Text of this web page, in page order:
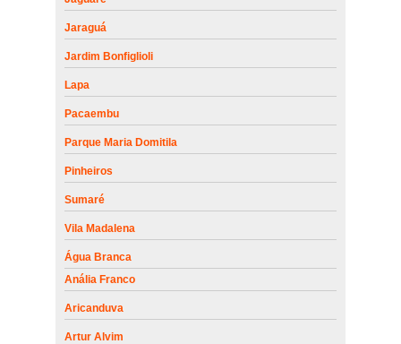
Jaraguá
Jardim Bonfiglioli
Lapa
Pacaembu
Parque Maria Domitila
Pinheiros
Sumaré
Vila Madalena
Água Branca
Anália Franco
Aricanduva
Artur Alvim